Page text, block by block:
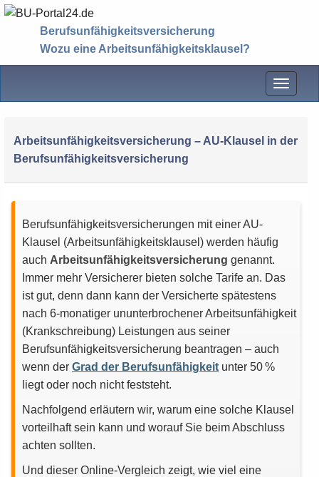
Berufsunfähigkeitsversicherung
Wozu eine Arbeitsunfähigkeitsklausel?
Menü
Arbeitsunfähigkeitsversicherung – AU-Klausel in der
Berufsunfähigkeitsversicherung
Berufsunfähigkeitsversicherungen mit einer AU-
Klausel (Arbeitsunfähigkeitsklausel) werden häufig
auch Arbeitsunfähigkeitsversicherung genannt.
Immer mehr Versicherer bieten solche Tarife an. Das
ist gut, denn dann kann der Versicherte spätestens
nach 6-monatiger ununterbrochener Arbeitsunfähigkeit
(Krankschreibung) Leistungen aus seiner
Berufsunfähigkeitsversicherung beantragen – auch
wenn der Grad der Berufsunfähigkeit unter 50 %
liegt oder noch nicht feststeht.
Nachfolgend erläutern wir, warum eine solche Klausel
vorteilhaft sein kann und worauf Sie beim Abschluss
achten sollten.
Und dieser Online-Vergleich zeigt, wie viel eine